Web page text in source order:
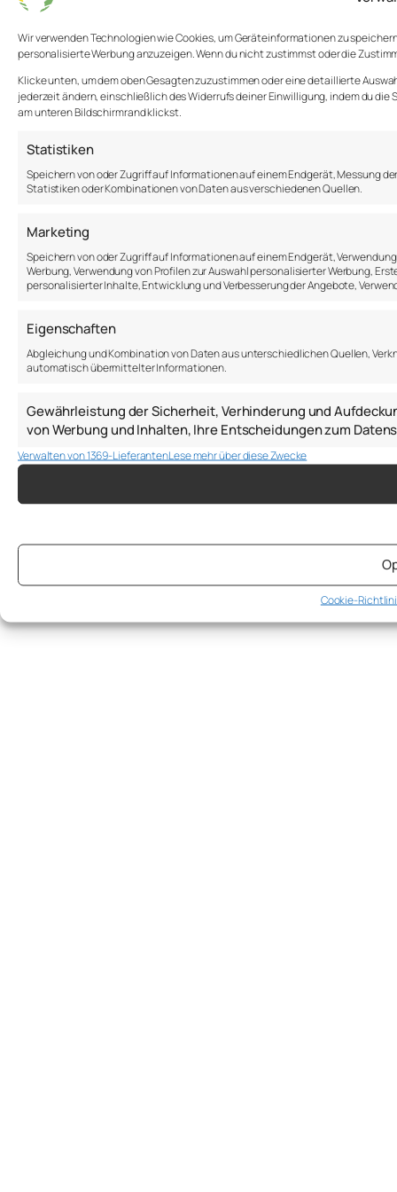
Wir verwenden Technologien wie Cookies, um Geräteinformationen zu
personalisierte Werbung anzuzeigen. Wenn du nicht zustimmst oder die
Klicke unten, um dem oben Gesagten zuzustimmen oder eine detaillierte
jederzeit ändern, einschließlich des Widerrufs deiner Einwilligung, indem du
am unteren Bildschirmrand klickst.
Statistiken
Speichern von oder Zugriff auf Informationen auf einem Endgerät, Messung
Statistiken oder Kombinationen von Daten aus verschiedenen Quellen.
Marketing
Speichern von oder Zugriff auf Informationen auf einem Endgerät,
Werbung, Verwendung von Profilen zur Auswahl personalisierter Werbung,
personalisierter Inhalte, Entwicklung und Verbesserung der Angebote,
Eigenschaften
Abgleichung und Kombination von Daten aus unterschiedlichen Quellen,
automatisch übermittelter Informationen.
Gewährleistung der Sicherheit, Verhinderung und
von Werbung und Inhalten, Ihre Entscheidungen zum
Verwalten von 1369-LieferantenLese mehr über diese Zwecke
Cookie-